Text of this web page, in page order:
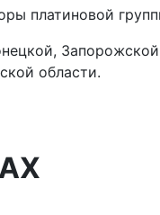
платиновой
области.